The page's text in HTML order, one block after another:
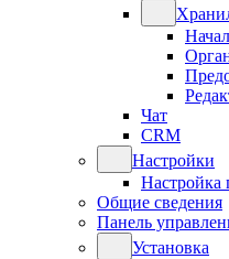
Чат
CRM
Настройки
Настройка
Общие сведения
Панель
Установка